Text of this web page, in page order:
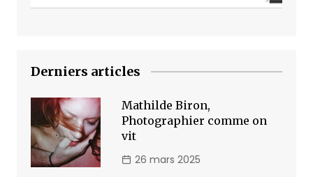
Derniers articles
Mathilde Biron,
Photographier comme on
vit
26 mars 2025